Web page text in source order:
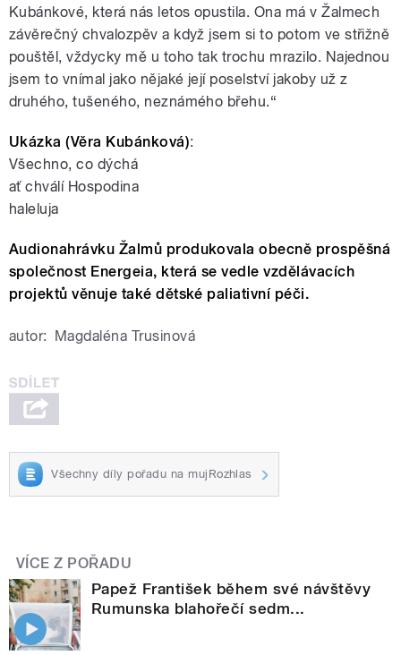
Kubánkové, která nás letos opustila. Ona má v Žalmech
závěrečný chvalozpěv a když jsem si to potom ve střižně
pouštěl, vždycky mě u toho tak trochu mrazilo. Najednou
jsem to vnímal jako nějaké její poselství jakoby už z
druhého, tušeného, neznámého břehu.“
Ukázka (Věra Kubánková):
Všechno, co dýchá
ať chválí Hospodina
haleluja
Audionahrávku Žalmů produkovala obecně prospěšná
společnost Energeia, která se vedle vzdělávacích
projektů věnuje také dětské paliativní péči.
autor: Magdaléna Trusinová
Všechny díly pořadu na mujRozhlas
VÍCE Z POŘADU
Papež František během své návštěvy
Rumunska blahořečí sedm...